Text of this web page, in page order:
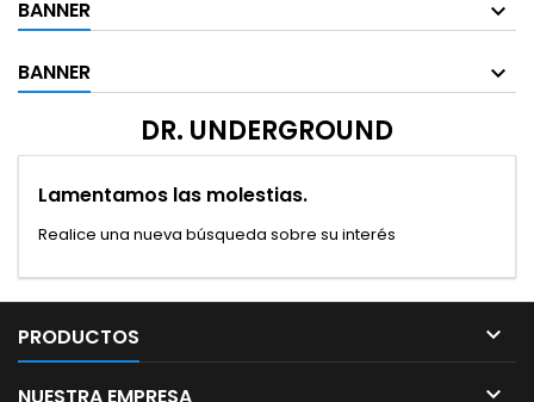
BANNER
BANNER
DR. UNDERGROUND
Lamentamos las molestias.
Realice una nueva búsqueda sobre su interés
PRODUCTOS 
